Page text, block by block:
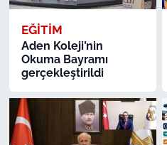
EĞİTİM
Aden Koleji’nin
Okuma Bayramı
gerçekleştirildi
Politika
Flaş Haber
Dış Haberler
Magazin